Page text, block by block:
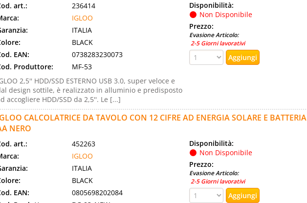
art.:
236414
IGLOO
ITALIA
BLACK
EAN:
0738283230073
Produttore:
MF-53
2,5'' HDD/SSD ESTERNO USB 3.0, super veloce e
design sottile, è realizzato in alluminio e predisposto
accogliere HDD/SSD da 2,5''. Le [...]
Disponibilità:
Non Disponibile
Prezzo:
Evasione Articolo:
2-5 Giorni lavorativi
CALCOLATRICE DA TAVOLO CON 12 CIFRE AD ENERGIA SOLARE E BATTERIA
NERO
art.:
452263
IGLOO
ITALIA
BLACK
EAN:
0805698202084
Disponibilità:
Non Disponibile
Prezzo:
Evasione Articolo:
2-5 Giorni lavorativi